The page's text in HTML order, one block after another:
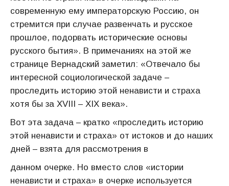
современную ему императорскую Россию, он
стремится при случае развенчать и русское
прошлое, подорвать исторические основы
русского бытия». В примечаниях на этой же
странице Вернадский заметил: «Отвечало бы
интересной социологической задаче –
проследить историю этой ненависти и страха
хотя бы за XVIII – XIX века».
Вот эта задача – кратко «проследить историю
этой ненависти и страха» от истоков и до наших
дней – взята для рассмотрения в
данном очерке. Но вместо слов «истории
ненависти и страха» в очерке используется